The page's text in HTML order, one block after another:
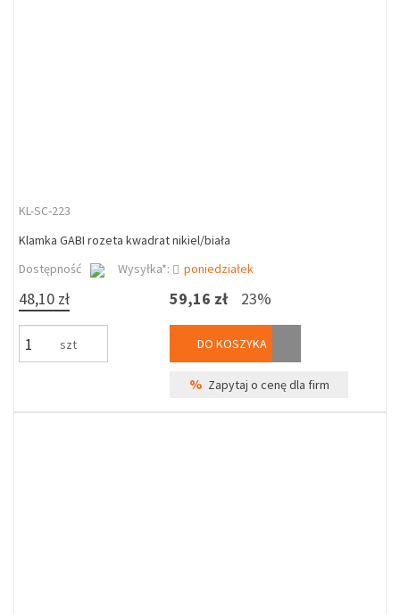
KL-SC-223
Klamka GABI rozeta kwadrat nikiel/biała
Dostępność
Wysyłka*: poniedziałek
48,10 zł
szt
59,16 zł 23%
DO KOSZYKA
% Zapytaj o cenę dla firm